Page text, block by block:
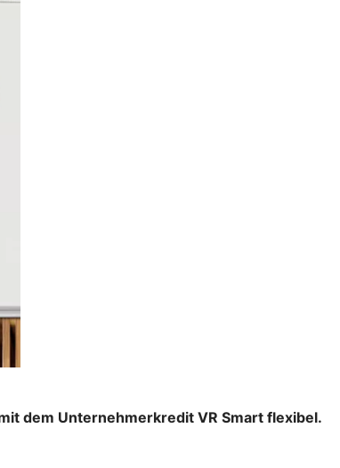
dem Unternehmerkredit VR Smart flexibel.